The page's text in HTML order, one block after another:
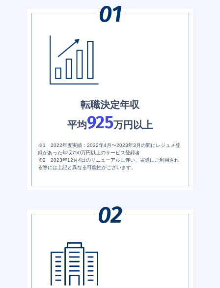
転職決定年収
平均925万円以上
※1 2022年度実績：2022年4月〜2023年3月の間にレジュメ登
録があった年収750万円以上のサービス登録者
※2 2023年12月4日のリニューアルに伴い、実際にご利用され
る際には上記と異なる可能性がございます。